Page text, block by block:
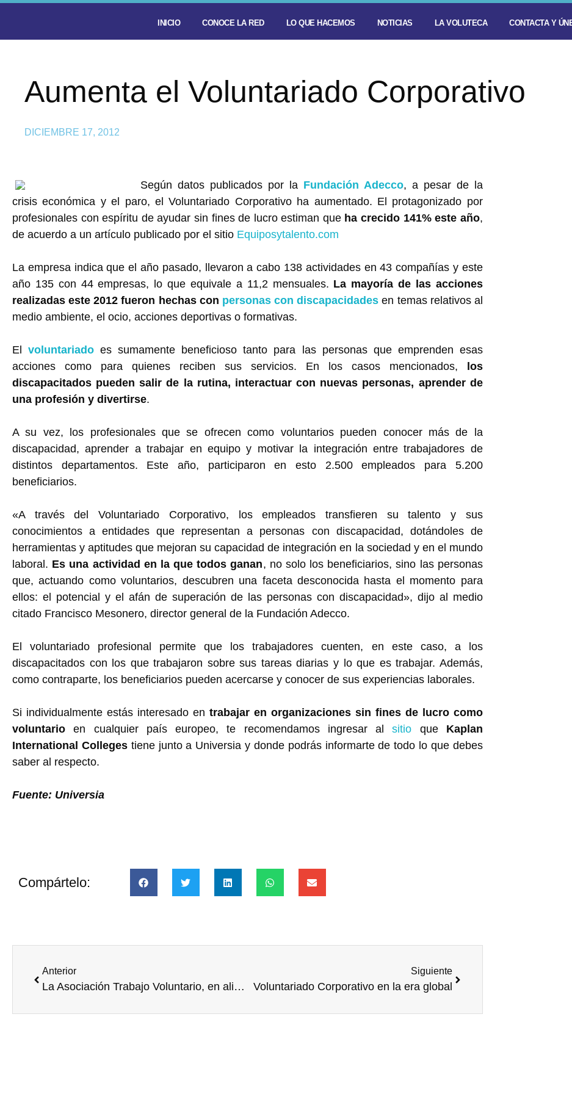
INICIO CONOCE LA RED LO QUE HACEMOS NOTICIAS LA VOLUTECA CONTACTA Y
Aumenta el Voluntariado Corporativo
DICIEMBRE 17, 2012
Según datos publicados por la Fundación Adecco, a pesar de la
crisis económica y el paro, el Voluntariado Corporativo ha aumentado. El protagonizado por
profesionales con espíritu de ayudar sin fines de lucro estiman que ha crecido 141% este año,
de acuerdo a un artículo publicado por el sitio Equiposytalento.com
La empresa indica que el año pasado, llevaron a cabo 138 actividades en 43 compañías y este
año 135 con 44 empresas, lo que equivale a 11,2 mensuales. La mayoría de las acciones
realizadas este 2012 fueron hechas con personas con discapacidades en temas relativos al
medio ambiente, el ocio, acciones deportivas o formativas.
Elvoluntariado es sumamente beneficioso tanto para las personas que emprenden esas
acciones como para quienes reciben sus servicios. En los casos mencionados,
los
discapacitados pueden salir de la rutina, interactuar con nuevas personas, aprender de
una profesión y divertirse.
A su vez, los profesionales que se ofrecen como voluntarios pueden conocer más de la
discapacidad, aprender a trabajar en equipo y motivar la integración entre trabajadores de
distintos departamentos. Este año, participaron en esto 2.500 empleados para 5.200
beneficiarios.
«A través del Voluntariado Corporativo, los empleados transfieren su talento y sus
conocimientos a entidades que representan a personas con discapacidad, dotándoles de
herramientas y aptitudes que mejoran su capacidad de integración en la sociedad y en el mundo
laboral. Es una actividad en la que todos ganan, no solo los beneficiarios, sino las personas
que, actuando como voluntarios, descubren una faceta desconocida hasta el momento para
ellos: el potencial y el afán de superación de las personas con discapacidad», dijo al medio
citado Francisco Mesonero, director general de la Fundación Adecco.
El voluntariado profesional permite que los trabajadores cuenten, en este caso, a los
discapacitados con los que trabajaron sobre sus tareas diarias y lo que es trabajar. Además,
como contraparte, los beneficiarios pueden acercarse y conocer de sus experiencias laborales.
Si individualmente estás interesado en trabajar en organizaciones sin fines de lucro como
voluntario en cualquier país europeo, te recomendamos ingresar alsitio que Kaplan
International Collegestiene junto a Universia y donde podrás informarte de todo lo que debes
saber al respecto.
Fuente: Universia
Compártelo:
Anterior
La Asociación Trabajo Voluntario, en alianza con la Fundación Telefónica, premiará a los proyectos desarrollados por voluntarios corporativos de diferentes empresas en todo Perú
Siguiente
Voluntariado Corporativo en la era global